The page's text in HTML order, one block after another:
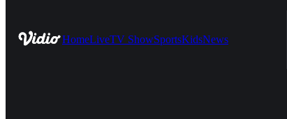
HomeLiveTV ShowSportsKidsNews